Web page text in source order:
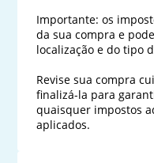
Importante: os
da sua compra e
localização e do tipo
Revise sua compra
finalizá-la para
quaisquer impostos